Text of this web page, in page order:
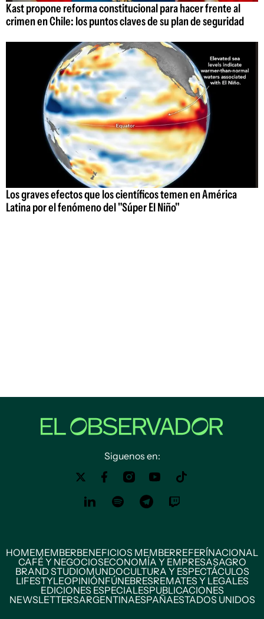
Kast propone reforma constitucional para hacer frente al
crimen en Chile: los puntos claves de su plan de seguridad
Los graves efectos que los científicos temen en América
Latina por el fenómeno del "Súper El Niño"
Siguenos en:
HOMEMEMBERBENEFICIOS MEMBERREFERÍNACIONAL
CAFÉ Y NEGOCIOSECONOMÍA Y EMPRESASAGRO
BRAND STUDIOMUNDOCULTURA Y ESPECTÁCULOS
LIFESTYLEOPINIÓNFÚNEBRESREMATES Y LEGALES
EDICIONES ESPECIALESPUBLICACIONES
NEWSLETTERSARGENTINAESPAÑAESTADOS UNIDOS